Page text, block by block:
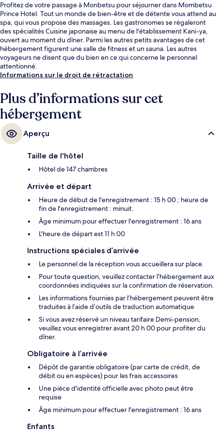
Profitez de votre passage à Monbetsu pour séjourner dans Mombetsu
Prince Hotel. Tout un monde de bien-être et de détente vous attend au
spa, qui vous propose des massages. Les gastronomes se régaleront
des spécialités Cuisine japonaise au menu de l'établissement Kani-ya,
ouvert au moment du dîner. Parmi les autres petits avantages de cet
hébergement figurent une salle de fitness et un sauna. Les autres
voyageurs ne disent que du bien en ce qui concerne le personnel
attentionné.
Informations sur le droit de rétractation
Plus d’informations sur cet
hébergement
Aperçu
Taille de l'hôtel
Hôtel de 147 chambres
Arrivée et départ
Heure de début de l'enregistrement : 15 h 00 ; heure de
fin de l'enregistrement : minuit.
Âge minimum pour effectuer l'enregistrement : 16 ans
L'heure de départ est 11 h 00
Instructions spéciales d’arrivée
Le personnel de la réception vous accueillera sur place.
Pour toute question, veuillez contacter l’hébergement aux
coordonnées indiquées sur la confirmation de réservation.
Les informations fournies par l’hébergement peuvent être
traduites à l’aide d’outils de traduction automatique
Si vous avez réservé un niveau tarifaire Demi-pension,
veuillez vous enregistrer avant 20 h 00 pour profiter du
dîner.
Obligatoire à l’arrivée
Dépôt de garantie obligatoire (par carte de crédit, de
débit ou en espèces) pour les frais accessoires
Une pièce d'identité officielle avec photo peut être
requise
Âge minimum pour effectuer l'enregistrement : 16 ans
Enfants